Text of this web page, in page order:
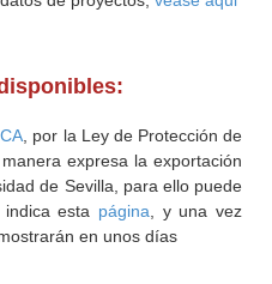
, por la Ley de Protección de
expresa la exportación
de Sevilla, para ello puede
esta página , y una vez
en unos días